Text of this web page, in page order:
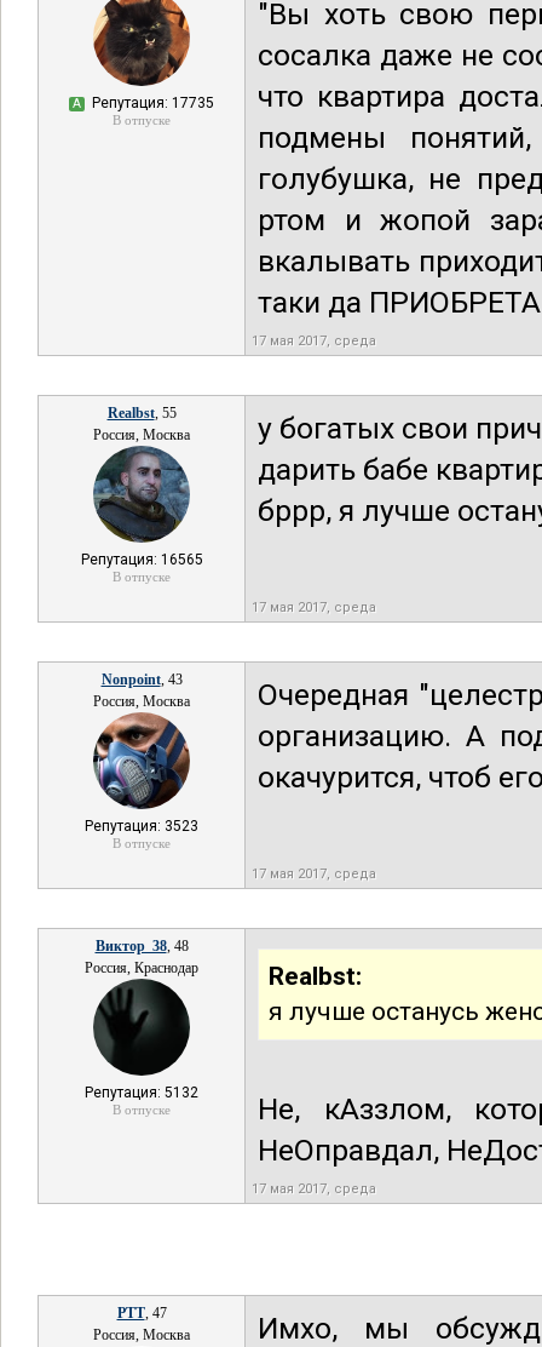
А Репутация: 17735
В отпуске
"Вы хоть свою
сосалка даже не
что квартира
подмены
голубушка, не
ртом и жопой
вкалывать
таки да
17 мая 2017, среда
Realbst, 55
Россия, Москва
Репутация: 16565
В отпуске
у богатых свои
дарить бабе
бррр, я лучше
17 мая 2017, среда
Nonpoint, 43
Россия, Москва
Репутация: 3523
В отпуске
Очередная
организацию. А
окачурится, чтоб
17 мая 2017, среда
Виктор_38, 48
Россия, Краснодар
Репутация: 5132
В отпуске
Realbst:
я лучше останусь
Не, кАззлом,
НеОправдал,
17 мая 2017, среда
РТТ, 47
Россия, Москва
Имхо, мы